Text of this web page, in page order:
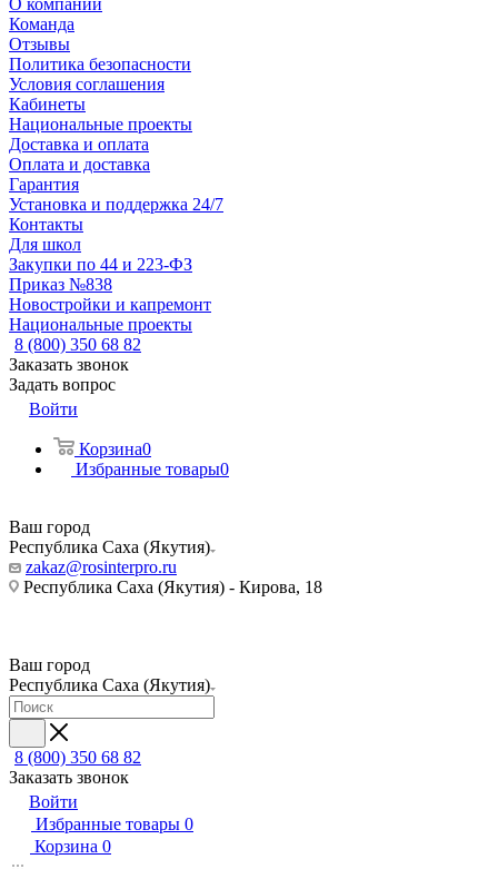
О компании
Команда
Отзывы
Политика безопасности
Условия соглашения
Кабинеты
Национальные проекты
Доставка и оплата
Оплата и доставка
Гарантия
Установка и поддержка 24/7
Контакты
Для школ
Закупки по 44 и 223-ФЗ
Приказ №838
Новостройки и капремонт
Национальные проекты
8 (800) 350 68 82
Заказать звонок
Задать вопрос
Войти
Корзина0
Избранные товары0
Ваш город
Республика Саха (Якутия)
zakaz@rosinterpro.ru
Республика Саха (Якутия) - Кирова, 18
Ваш город
Республика Саха (Якутия)
8 (800) 350 68 82
Заказать звонок
Войти
Избранные товары 0
Корзина 0